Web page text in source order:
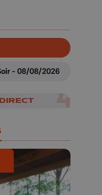
- 08/08/2026